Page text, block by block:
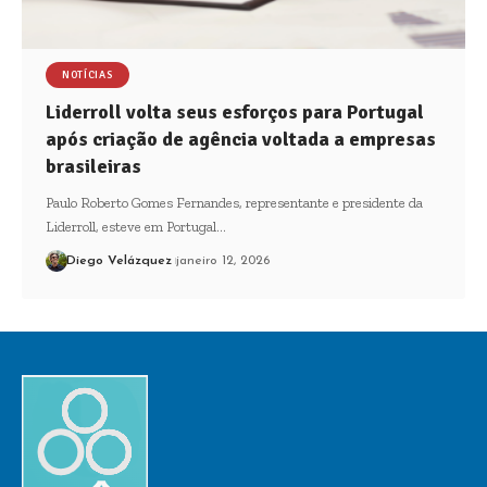
NOTÍCIAS
Liderroll volta seus esforços para Portugal
após criação de agência voltada a empresas
brasileiras
Paulo Roberto Gomes Fernandes, representante e presidente da
Liderroll, esteve em Portugal…
Diego Velázquez janeiro 12, 2026